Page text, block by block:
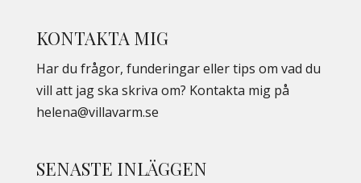
KONTAKTA MIG
Har du frågor, funderingar eller tips om vad du
vill att jag ska skriva om? Kontakta mig på
helena@villavarm.se
SENASTE INLÄGGEN